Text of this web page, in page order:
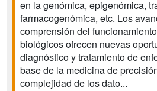
en la genómica, epigenómica,
farmacogenómica, etc. Los
comprensión del
biológicos ofrecen nuevas
diagnóstico y tratamiento de
base de la medicina de
complejidad de los dato...